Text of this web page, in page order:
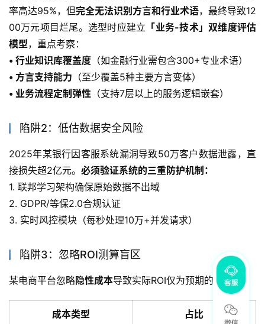
率高达95%，但完全无法识别方言和行业术语，最终导致12
00万元项目烂尾。选型时应建立 「业务-技术」双维度评估
模型，重点考察：
• 行业知识库覆盖度 （如金融行业需包含300+专业术语）
• 方言支持能力 （至少覆盖5种主要方言变体）
• 业务流程定制弹性 （支持7层以上的服务逻辑嵌套）
陷阱2：低估数据安全风险
2025年某银行因客服系统漏洞导致50万客户数据泄露，直
接损失超2亿元。 必须验证系统的三重防护机制：
1. 联邦学习架构确保原始数据不出域
2. GDPR/等保2.0合规认证
3. 实时风控模块（每秒处理10万+并发请求）
陷阱3：忽略ROI测算盲区
某电商平台忽略隐性成本导致实际ROI仅为预期的43%：
成本类型 占比